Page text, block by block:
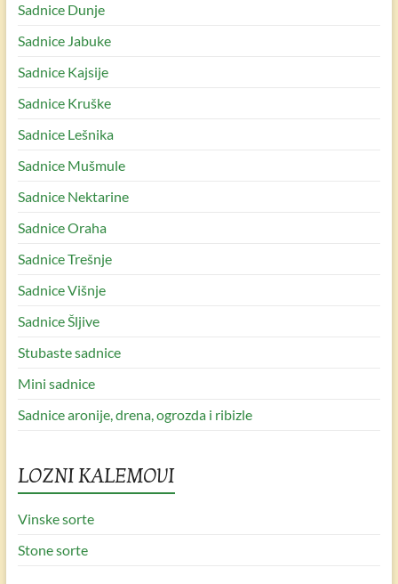
Sadnice Dunje
Sadnice Jabuke
Sadnice Kajsije
Sadnice Kruške
Sadnice Lešnika
Sadnice Mušmule
Sadnice Nektarine
Sadnice Oraha
Sadnice Trešnje
Sadnice Višnje
Sadnice Šljive
Stubaste sadnice
Mini sadnice
Sadnice aronije, drena, ogrozda i ribizle
LOZNI KALEMOVI
Vinske sorte
Stone sorte